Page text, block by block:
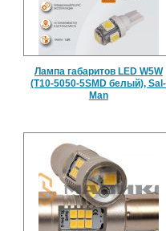
Лампа габаритов LED W5W
(T10-5050-5SMD белый), Sal-
Man